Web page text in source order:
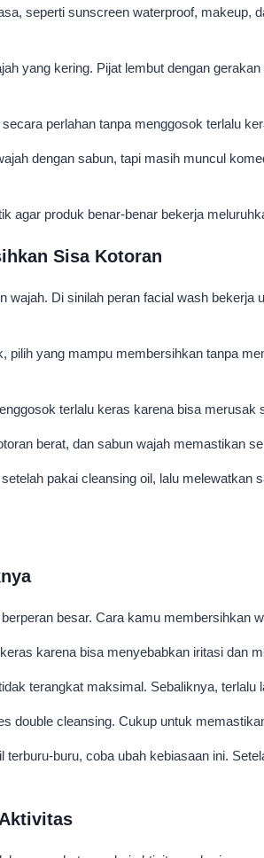
seperti sunscreen waterproof, makeup,
yang kering. Pijat lembut dengan
perlahan tanpa menggosok terlalu
dengan sabun, tapi masih muncul
agar produk benar-benar bekerja
Sisa Kotoran
Di sinilah peran facial wash
yang mampu membersihkan tanpa
terlalu keras karena bisa merusak
berat, dan sabun wajah memastikan
pakai cleansing oil, lalu melewatkan
besar. Cara kamu membersihkan
karena bisa menyebabkan iritasi dan
terangkat maksimal. Sebaliknya, terlalu
cleansing. Cukup untuk
buru, coba ubah kebiasaan ini.